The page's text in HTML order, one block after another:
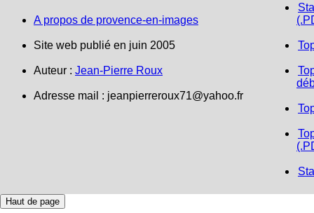
A propos de provence-en-images
Site web publié en juin 2005
Auteur : Jean-Pierre Roux
Adresse mail : jeanpierreroux71@yahoo.fr
Haut de page